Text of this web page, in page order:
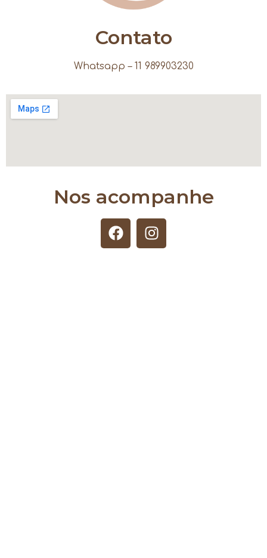
Contato
Whatsapp – 11 989903230
Nos acompanhe